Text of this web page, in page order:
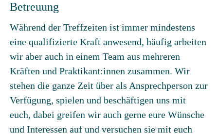
Betreuung
Während der Treffzeiten ist immer mindestens
eine qualifizierte Kraft anwesend, häufig arbeiten
wir aber auch in einem Team aus mehreren
Kräften und Praktikant:innen zusammen. Wir
stehen die ganze Zeit über als Ansprechperson zur
Verfügung, spielen und beschäftigen uns mit
euch, dabei greifen wir auch gerne eure Wünsche
und Interessen auf und versuchen sie mit euch